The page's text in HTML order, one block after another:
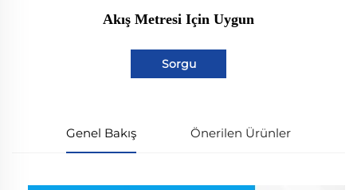
Akış Metresi Için Uygun
Sorgu
Genel Bakış Önerilen Ürünler